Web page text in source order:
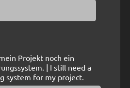
Projekt noch ein
| I still need a
system for my project.